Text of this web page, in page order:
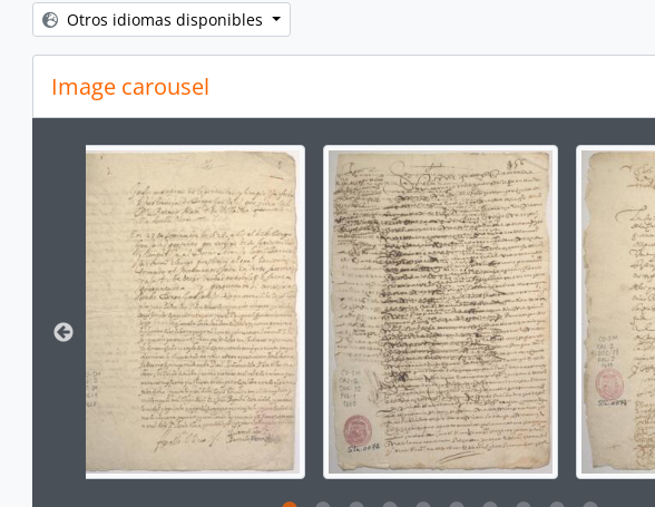
[Unidad documental simple] Mandamiento
[Unidad documental simple] Arrendamiento
[Unidad documental simple] Carta de poder
[Unidad documental simple] Solicitud
[Unidad documental simple] Recibo
[Unidad documental simple] Testimonios
[Unidad documental simple] Oficio
[Unidad documental simple] Libramiento de azogue
[Unidad documental simple] Oficio
[Unidad documental simple] Foja de servicios
[Unidad documental simple] Orden de pago
[Unidad documental simple] Oficio
[Unidad documental simple] Real orden
[Unidad documental simple] Orden superior
[Unidad documental simple] Recibo
[Unidad documental simple] Orden Superior
[unidad documental compuesta] Expediente sobre
Otros idiomas disponibles
Image carousel
Changing the current slide of this carousel will change the